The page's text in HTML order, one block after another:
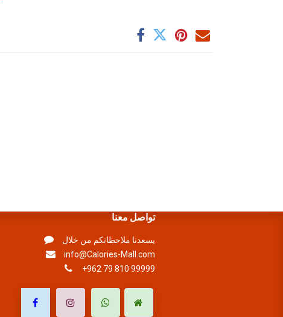
تواصل معنا
يسعدنا ملاحظاتكم من خلال
info@Calories-Mall.com
+962 79 810 99999